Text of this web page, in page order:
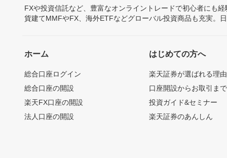
FXや投資信託など、豊富なオンライントレードで初心者にも
貨建てMMFやFX、海外ETFなどグローバル投資商品も充実。
ホーム
総合口座ログイン
総合口座の開設
楽天FX口座の開設
法人口座の開設
はじめての方へ
楽天証券が選ばれる理由
口座開設からお取引ま
投資ガイド&セミナー
楽天証券のあんしん